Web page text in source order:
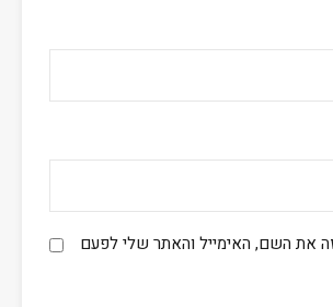
את השם, האימייל והאתר שלי לפעם